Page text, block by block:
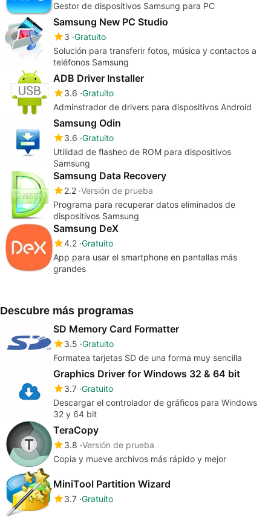
Gestor de dispositivos Samsung para PC
Samsung New PC Studio
3 Gratuito
Solución para transferir fotos, música y contactos a
teléfonos Samsung
ADB Driver Installer
3.6 Gratuito
Adminstrador de drivers para dispositivos Android
Samsung Odin
3.6 Gratuito
Utilidad de flasheo de ROM para dispositivos
Samsung
Samsung Data Recovery
2.2 Versión de prueba
Programa para recuperar datos eliminados de
dispositivos Samsung
Samsung DeX
4.2 Gratuito
App para usar el smartphone en pantallas más
grandes
Descubre más programas
SD Memory Card Formatter
3.5 Gratuito
Formatea tarjetas SD de una forma muy sencilla
Graphics Driver for Windows 32 & 64 bit
3.7 Gratuito
Descargar el controlador de gráficos para Windows
32 y 64 bit
TeraCopy
3.8 Versión de prueba
Copia y mueve archivos más rápido y mejor
MiniTool Partition Wizard
3.7 Gratuito